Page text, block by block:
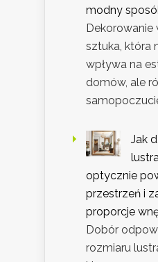
modny
Dekorowanie
sztuka, która
wpływa na
domów, ale
Jak
optycznie
przestrzeń i
proporcje
Dobór
rozmiaru